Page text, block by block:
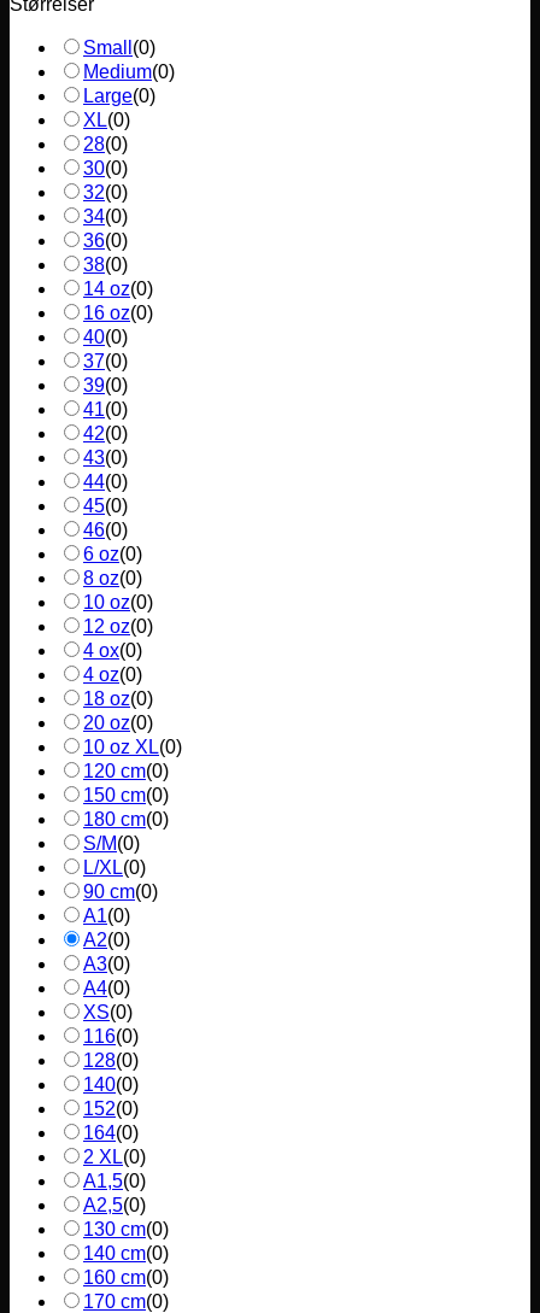
Small (0)
Medium(0)
Large(0)
XL(0)
28(0)
30(0)
32(0)
34(0)
36(0)
38(0)
14 oz(0)
16 oz(0)
40(0)
37(0)
39(0)
41(0)
42(0)
43(0)
44(0)
45(0)
46(0)
6 oz(0)
8 oz(0)
10 oz(0)
12 oz(0)
4 ox(0)
4 oz(0)
18 oz(0)
20 oz(0)
10 oz XL(0)
120 cm(0)
150 cm(0)
180 cm(0)
S/M(0)
L/XL(0)
90 cm(0)
A1(0)
A2(0)
A3(0)
A4(0)
XS(0)
116(0)
128(0)
140(0)
152(0)
164(0)
2 XL(0)
A1,5(0)
A2,5(0)
130 cm(0)
140 cm(0)
160 cm(0)
170 cm(0)